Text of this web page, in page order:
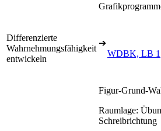
Differenzierte
Wahrnehmungsfähigkeit
entwickeln
➔
WDBK, LB 1
Figur-Grund-
Raumlage:
Schreibrichtung